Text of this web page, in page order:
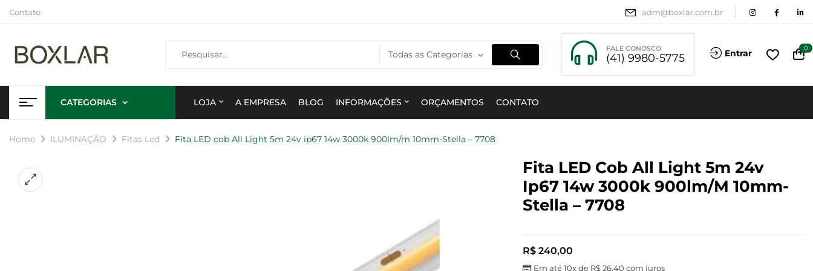
Contato adm@boxlar.com.br
Todas as Categorias
FALE CONOSCO
(41) 9980-5775 Entrar 0
CATEGORIAS LOJA A EMPRESA BLOG INFORMAÇÕES ORÇAMENTOS CONTATO
Home ILUMINAÇÃO Fitas Led Fita LED cob All Light 5m 24v ip67 14w 3000k 900lm/m 10mm-Stella – 7708
Fita LED Cob All Light 5m 24v
Ip67 14w 3000k 900lm/m 10mm-
Stella – 7708
R$240,00
Em até 10x de R$26,40 com juros